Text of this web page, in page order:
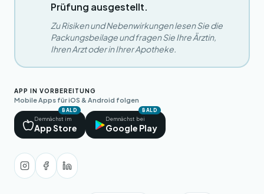
Prüfung ausgestellt.
Zu Risiken und Nebenwirkungen lesen Sie die
Packungsbeilage und fragen Sie Ihre Ärztin,
Ihren Arzt oder in Ihrer Apotheke.
APP IN VORBEREITUNG
Mobile Apps für iOS & Android folgen
BALD
Demnächst im
App Store
BALD
Demnächst bei
Google Play